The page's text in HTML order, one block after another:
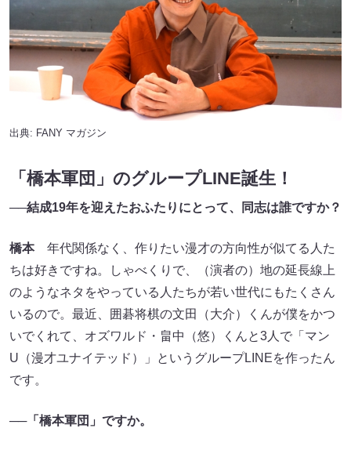
出典: FANY マガジン
「橋本軍団」のグループLINE誕生！
──結成19年を迎えたおふたりにとって、同志は誰ですか？
橋本年代関係なく、作りたい漫才の方向性が似てる人た
ちは好きですね。しゃべくりで、（演者の）地の延長線上
のようなネタをやっている人たちが若い世代にもたくさん
いるので。最近、囲碁将棋の文田（大介）くんが僕をかつ
いでくれて、オズワルド・畠中（悠）くんと3人で「マン
U（漫才ユナイテッド）」というグループLINEを作ったん
です。
──「橋本軍団」ですか。